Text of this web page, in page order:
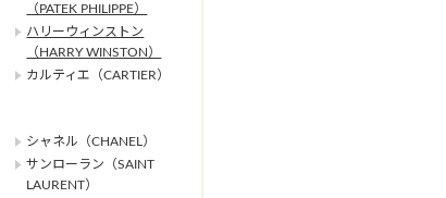
（PATEK PHILIPPE）
ハリーウィンストン
（HARRY WINSTON）
カルティエ（CARTIER）
シャネル（CHANEL）
サンローラン（SAINT
LAURENT）